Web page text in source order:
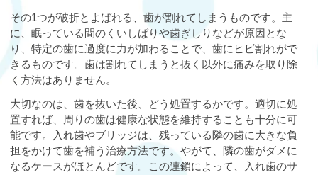
その1つが破折とよばれる、歯が割れてしまうものです。主
に、眠っている間のくいしばりや歯ぎしりなどが原因とな
り、特定の歯に過度に力が加わることで、歯にヒビ割れがで
きるものです。歯は割れてしまうと抜く以外に痛みを取り除
く方法はありません。
大切なのは、歯を抜いた後、どう処置するかです。適切に処
置すれば、周りの歯は健康な状態を維持することも十分に可
能です。入れ歯やブリッジは、残っている隣の歯に大きな負
担をかけて歯を補う治療方法です。やがて、隣の歯がダメに
なるケースがほとんどです。この連鎖によって、入れ歯のサ